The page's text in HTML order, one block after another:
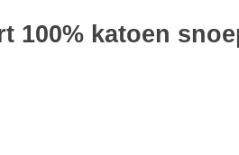
100% katoen